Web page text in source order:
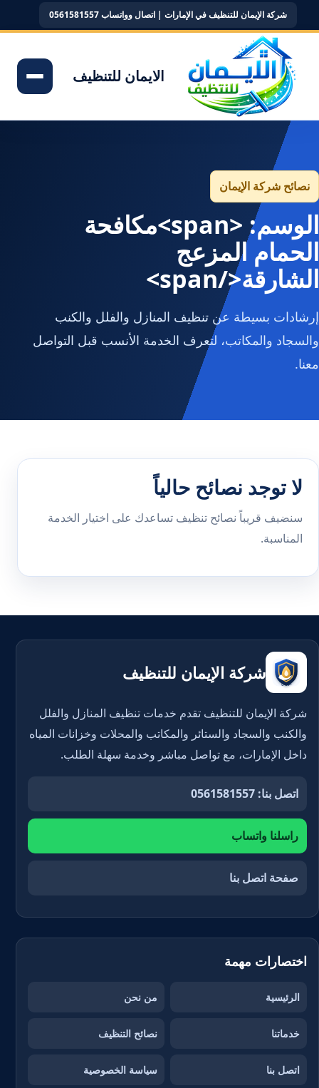
شركة الإيمان للتنظيف في الإمارات | اتصال وواتساب 0561581557
الايمان للتنظيف
نصائح شركة الإيمان
الوسم: <span>مكافحة
الحمام المزعج
الشارقة</span>
إرشادات بسيطة عن تنظيف المنازل والفلل والكنب
والسجاد والمكاتب، لتعرف الخدمة الأنسب قبل التواصل
معنا.
لا توجد نصائح حالياً
سنضيف قريباً نصائح تنظيف تساعدك على اختيار الخدمة
المناسبة.
شركة الإيمان للتنظيف
شركة الإيمان للتنظيف تقدم خدمات تنظيف المنازل والفلل
والكنب والسجاد والستائر والمكاتب والمحلات وخزانات المياه
داخل الإمارات، مع تواصل مباشر وخدمة سهلة الطلب.
اتصل بنا: 0561581557
راسلنا واتساب
صفحة اتصل بنا
اختصارات مهمة
الرئيسية من نحن
خدماتنا نصائح التنظيف
اتصل بنا سياسة الخصوصية